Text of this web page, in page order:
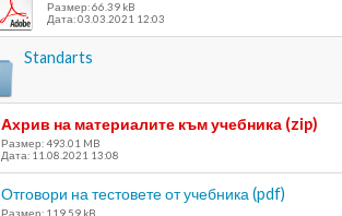
Размер: 66.39 kB
Дата: 03.03.2021 12:03
Standarts
Ахрив на материалите към учебника (zip)
Размер: 493.01 MB
Дата: 11.08.2021 13:08
Отговори на тестовете от учебника (pdf)
Размер: 119.59 kB